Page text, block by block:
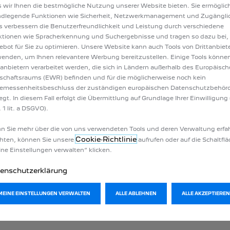
BEWERTUNG?
ist völlig unverbindlich und verpflichtet Sie zu nichts.
kostenlos zur Verfügung.
WEBSITE NICHT
unserer Website finden. Beachten Sie bitte, dass
bevorzugten PEUGEOT Partner aus. Dieser wird Sie dann
MITBRINGEN?
Partner dabeihaben:
wir Ihnen die bestmögliche Nutzung unserer Website bieten. Sie
Funktionen wie Sicherheit, Netzwerkmanagement und
verbessern die Benutzerfreundlichkeit und Leistung durch verschiedene
wie Spracherkennung und Suchergebnisse und tragen so dazu bei,
für Sie zu optimieren. Unsere Website kann auch Tools von
um Ihnen relevantere Werbung bereitzustellen. Einige Tools
verarbeitet werden, die sich in Ländern außerhalb des
(EWR) befinden und für die möglicherweise noch kein
der zuständigen europäischen
In diesem Fall erfolgt die Übermittlung auf Grundlage Ihrer Einwilligung
1 lit. a DSGVO).
Sie mehr über die von uns verwendeten Tools und deren Verwaltung
können Sie unsereCookie‑Richtlinieaufrufen oder auf die
Einstellungen verwalten“ klicken.
MEINE EINSTELLUNGEN VERWALTEN ALLE AKZEPTIEREN
ALLE ABLEHNEN